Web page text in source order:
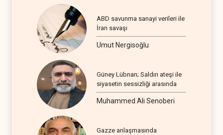
ABD savunma sanayi verileri ile
İran savaşı
Umut Nergisoğlu
Güney Lübnan; Saldırı ateşi ile
siyasetin sessizliği arasında
Muhammed Ali Senoberi
Gazze anlaşmasında